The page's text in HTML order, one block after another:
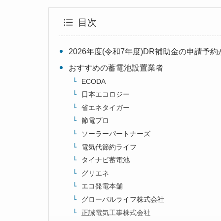
目次
2026年度(令和7年度)DR補助金の申請予約
おすすめの蓄電池設置業者
ECODA
日本エコロジー
省エネタイガー
節電プロ
ソーラーパートナーズ
電気代節約ライフ
タイナビ蓄電池
グリエネ
エコ発電本舗
グローバルライフ株式会社
正誠電気工事株式会社